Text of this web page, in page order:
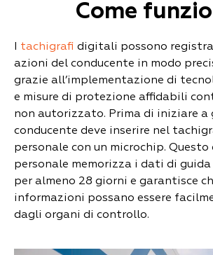
Come
I tachigrafi digitali possono
azioni del conducente in modo
grazie all’implementazione di
e misure di protezione affidabili
non autorizzato. Prima di iniziare a
conducente deve inserire nel
personale con un microchip.
personale memorizza i dati di guida
per almeno 28 giorni e garantisce
informazioni possano essere
dagli organi di controllo.